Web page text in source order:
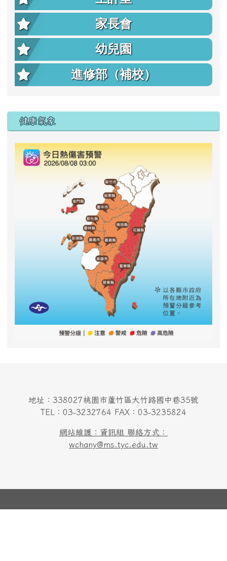
家長會
幼兒園
進修部（補校）
右邊區域內容
健康氣象
地址：338027桃園市蘆竹區大竹路國中巷35號
TEL：03-3232764 FAX：03-3235824
網站維護：資訊組 聯絡方式：
wchany@ms.tyc.edu.tw